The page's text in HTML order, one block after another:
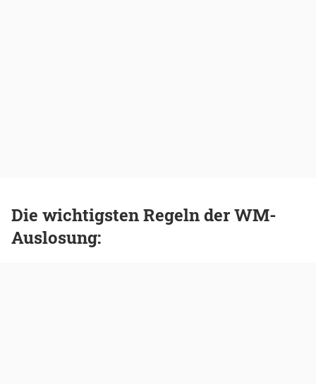
Die wichtigsten Regeln der WM-
Auslosung: